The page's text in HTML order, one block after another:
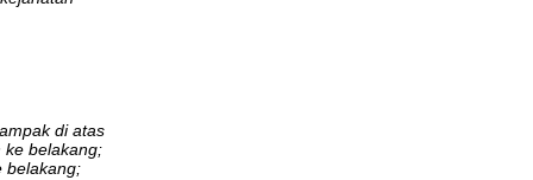
di atas
ke belakang;
belakang;